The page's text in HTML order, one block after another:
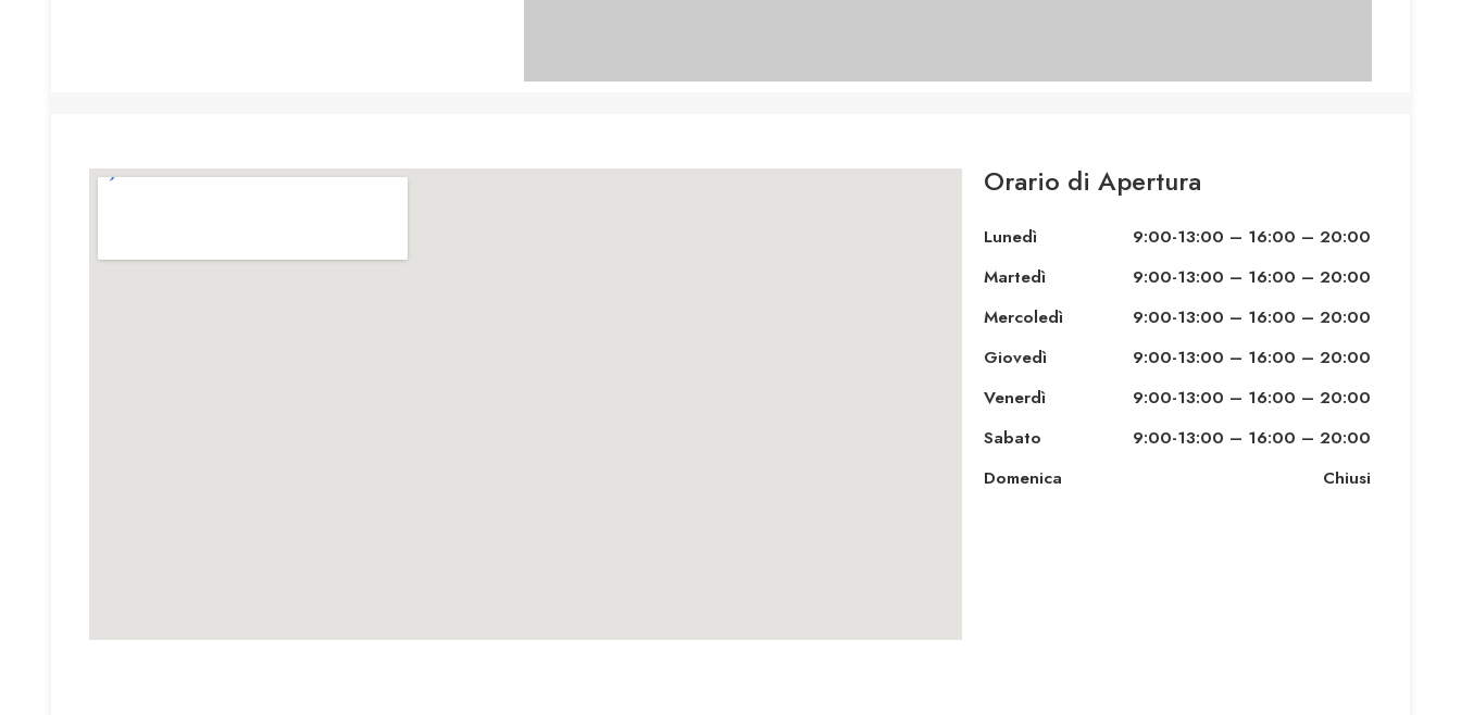
Orario di Apertura
Lunedì
9:00-13:00 – 16:00 – 20:00
Martedì
9:00-13:00 – 16:00 – 20:00
Mercoledì
9:00-13:00 – 16:00 – 20:00
Giovedì
9:00-13:00 – 16:00 – 20:00
Venerdì
9:00-13:00 – 16:00 – 20:00
Sabato
9:00-13:00 – 16:00 – 20:00
Domenica
Chiusi